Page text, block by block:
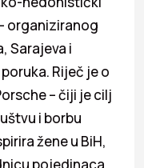
organiziranog
Sarajeva i
Riječ je o
– čiji je cilj
i borbu
žene u BiH,
pojedinaca